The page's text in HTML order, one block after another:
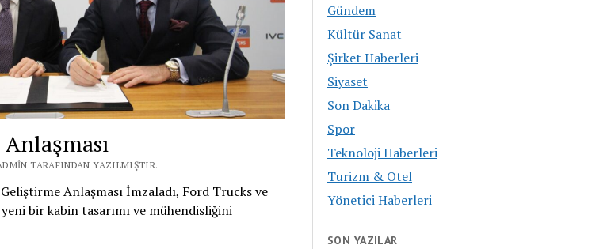
TARAFINDAN YAZILMIŞTIR.
Anlaşması İmzaladı, Ford Trucks ve
bir kabin tasarımı ve mühendisliğini
Gündem
Kültür Sanat
Şirket Haberleri
Siyaset
Son Dakika
Spor
Teknoloji Haberleri
Turizm & Otel
Yönetici Haberleri
SON YAZILAR